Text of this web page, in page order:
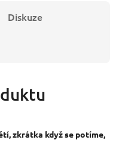
Diskuze
zkrátka když se potíme,